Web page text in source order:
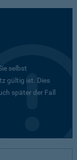
selbst
gültig ist. Dies
später der Fall